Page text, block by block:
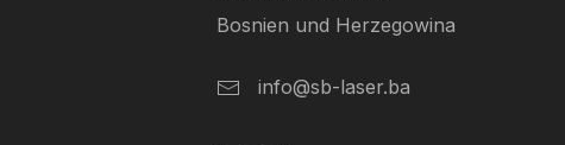
Bosnien und Herzegowina
info@sb-laser.ba